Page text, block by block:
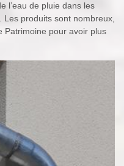
l’eau de pluie dans les
Les produits sont nombreux,
Patrimoine pour avoir plus